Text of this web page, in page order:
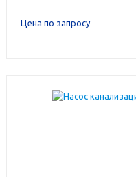
Цена по запросу